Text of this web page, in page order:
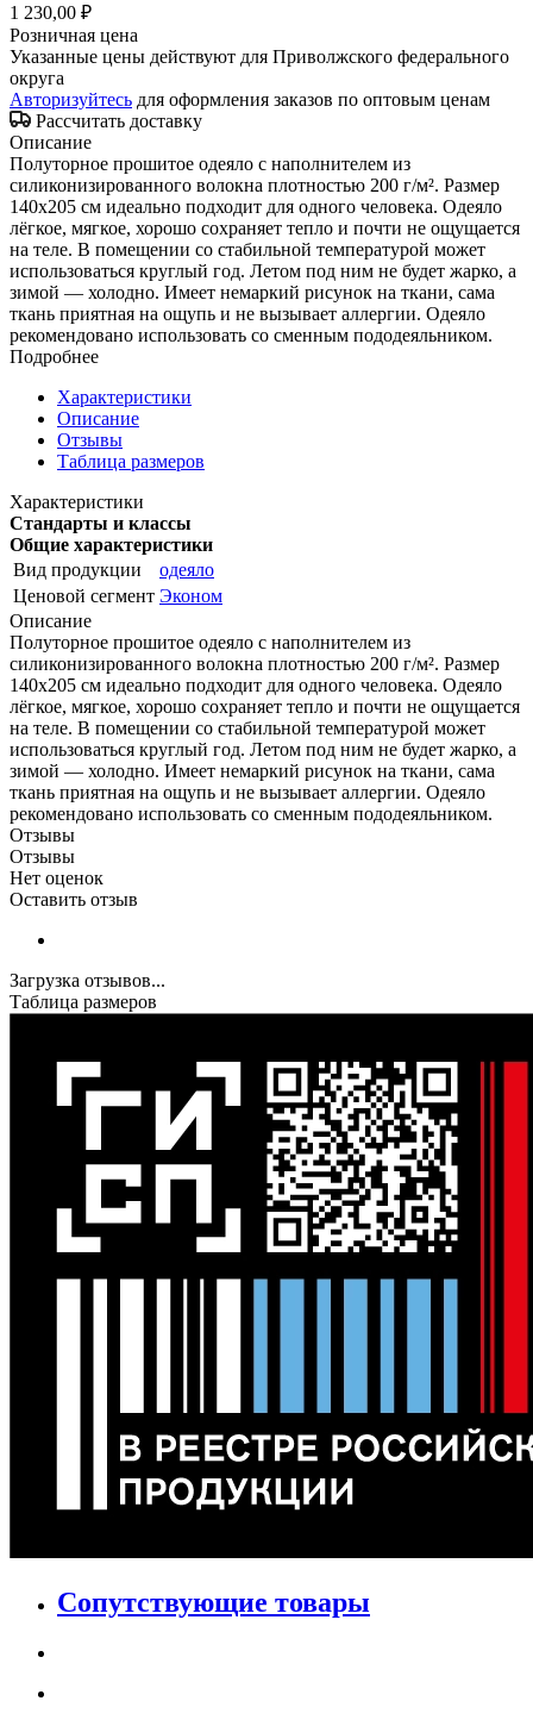
1 230,00 ₽
Розничная цена
Указанные цены действуют для Приволжского федерального
округа
Авторизуйтесь для оформления заказов по оптовым ценам
Рассчитать доставку
Описание
Полуторное прошитое одеяло с наполнителем из
силиконизированного волокна плотностью 200 г/м². Размер
140х205 см идеально подходит для одного человека. Одеяло
лёгкое, мягкое, хорошо сохраняет тепло и почти не ощущается
на теле. В помещении со стабильной температурой может
использоваться круглый год. Летом под ним не будет жарко, а
зимой — холодно. Имеет немаркий рисунок на ткани, сама
ткань приятная на ощупь и не вызывает аллергии. Одеяло
рекомендовано использовать со сменным пододеяльником.
Подробнее
Характеристики
Описание
Отзывы
Таблица размеров
Характеристики
Стандарты и классы
Общие характеристики
Вид продукции
одеяло
Ценовой сегмент Эконом
Описание
Полуторное прошитое одеяло с наполнителем из
силиконизированного волокна плотностью 200 г/м². Размер
140х205 см идеально подходит для одного человека. Одеяло
лёгкое, мягкое, хорошо сохраняет тепло и почти не ощущается
на теле. В помещении со стабильной температурой может
использоваться круглый год. Летом под ним не будет жарко, а
зимой — холодно. Имеет немаркий рисунок на ткани, сама
ткань приятная на ощупь и не вызывает аллергии. Одеяло
рекомендовано использовать со сменным пододеяльником.
Отзывы
Отзывы
Нет оценок
Оставить отзыв
Загрузка отзывов...
Таблица размеров
Сопутствующие товары